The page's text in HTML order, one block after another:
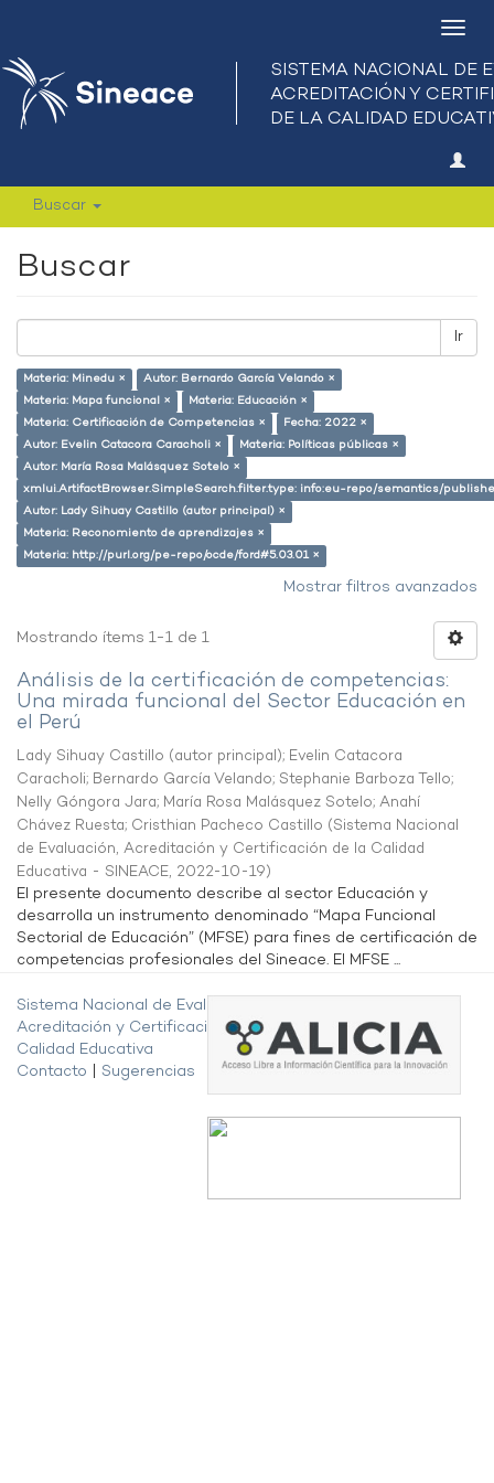
Buscar
Buscar
Ir
Materia: Minedu ×
Autor: Bernardo García Velando ×
Materia: Mapa funcional ×
Materia: Educación ×
Materia: Certificación de Competencias ×
Fecha: 2022 ×
Autor: Evelin Catacora Caracholi ×
Materia: Políticas públicas ×
Autor: María Rosa Malásquez Sotelo ×
xmlui.ArtifactBrowser.SimpleSearch.filter.type: info:eu-repo/semantics/
Autor: Lady Sihuay Castillo (autor principal) ×
Materia: Reconomiento de aprendizajes ×
Materia: http://purl.org/pe-repo/ocde/ford#5.03.01 ×
Mostrar filtros avanzados
Mostrando ítems 1-1 de 1
Análisis de la certificación de competencias:
Una mirada funcional del Sector Educación en
el Perú
Lady Sihuay Castillo (autor principal); Evelin Catacora
Caracholi; Bernardo García Velando; Stephanie Barboza Tello;
Nelly Góngora Jara; María Rosa Malásquez Sotelo; Anahí
Chávez Ruesta; Cristhian Pacheco Castillo (Sistema Nacional
de Evaluación, Acreditación y Certificación de la Calidad
Educativa - SINEACE, 2022-10-19)
El presente documento describe al sector Educación y
desarrolla un instrumento denominado “Mapa Funcional
Sectorial de Educación” (MFSE) para fines de certificación de
competencias profesionales del Sineace. El MFSE ...
Sistema Nacional de Evaluación,
Acreditación y Certificación de la
Calidad Educativa
Contacto
Sugerencias